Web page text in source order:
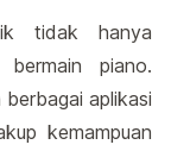
tidak hanya
piano.
aplikasi
kemampuan